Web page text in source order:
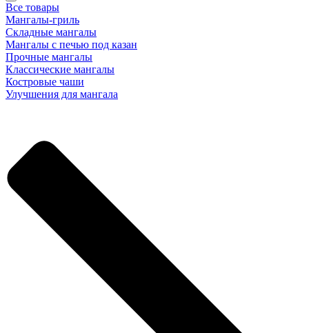
Все товары
Мангалы-гриль
Складные мангалы
Мангалы с печью под казан
Прочные мангалы
Классические мангалы
Костровые чаши
Улучшения для мангала